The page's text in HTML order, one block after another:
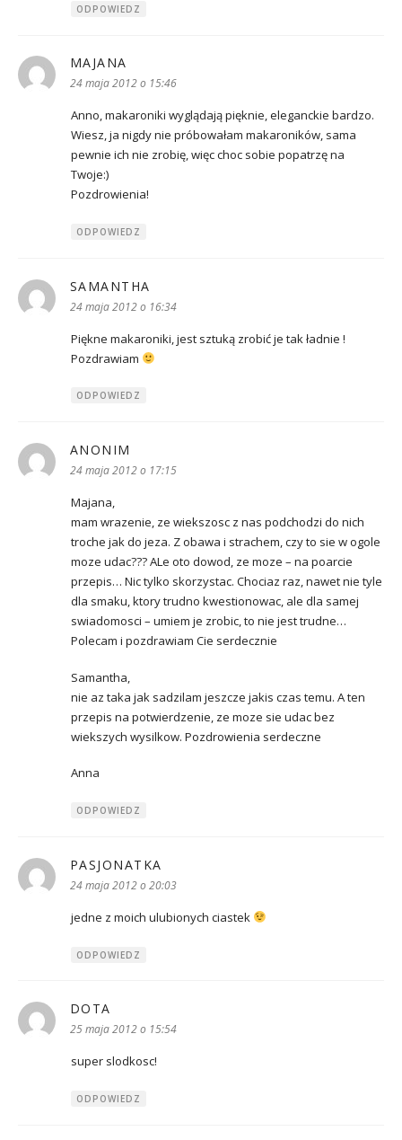
ODPOWIEDZ
MAJANA
24 maja 2012 o 15:46
Anno, makaroniki wyglądają pięknie, eleganckie bardzo.
Wiesz, ja nigdy nie próbowałam makaroników, sama
pewnie ich nie zrobię, więc choc sobie popatrzę na
Twoje:)
Pozdrowienia!
ODPOWIEDZ
SAMANTHA
24 maja 2012 o 16:34
Piękne makaroniki, jest sztuką zrobić je tak ładnie !
Pozdrawiam
ODPOWIEDZ
ANONIM
24 maja 2012 o 17:15
Majana,
mam wrazenie, ze wiekszosc z nas podchodzi do nich
troche jak do jeza. Z obawa i strachem, czy to sie w ogole
moze udac??? ALe oto dowod, ze moze – na poarcie
przepis… Nic tylko skorzystac. Chociaz raz, nawet nie tyle
dla smaku, ktory trudno kwestionowac, ale dla samej
swiadomosci – umiem je zrobic, to nie jest trudne…
Polecam i pozdrawiam Cie serdecznie
Samantha,
nie az taka jak sadzilam jeszcze jakis czas temu. A ten
przepis na potwierdzenie, ze moze sie udac bez
wiekszych wysilkow. Pozdrowienia serdeczne
Anna
ODPOWIEDZ
PASJONATKA
24 maja 2012 o 20:03
jedne z moich ulubionych ciastek
ODPOWIEDZ
DOTA
25 maja 2012 o 15:54
super slodkosc!
ODPOWIEDZ